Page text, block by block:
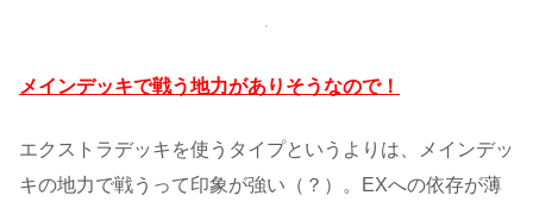
メインデッキで戦う地力がありそうなので！
エクストラデッキを使うタイプというよりは、メインデッ
キの地力で戦うって印象が強い（？）。EXへの依存が薄